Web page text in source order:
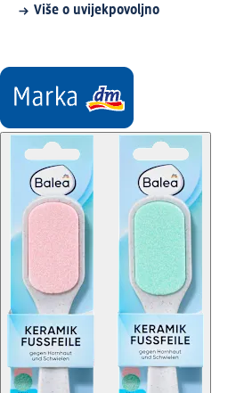
Više o uvijekpovoljno